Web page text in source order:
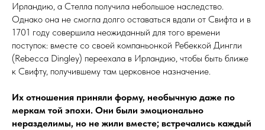
Ирландию, а Стелла получила небольшое наследство.
Однако она не смогла долго оставаться вдали от Свифта и в
1701 году совершила неожиданный для того времени
поступок: вместе со своей компаньонкой Ребеккой Дингли
(Rebecca Dingley) переехала в Ирландию, чтобы быть ближе
к Свифту, получившему там церковное назначение.
Их отношения приняли форму, необычную даже по
меркам той эпохи. Они были эмоционально
неразделимы, но не жили вместе; встречались каждый